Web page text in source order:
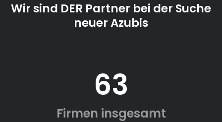
Wir sind DER Partner bei der Suche
neuer Azubis
63
Firmen insgesamt